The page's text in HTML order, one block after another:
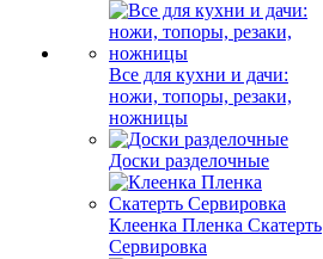
Все для кухни и дачи:
ножи, топоры, резаки,
ножницы
Доски разделочные
Клеенка Пленка Скатерть
Сервировка